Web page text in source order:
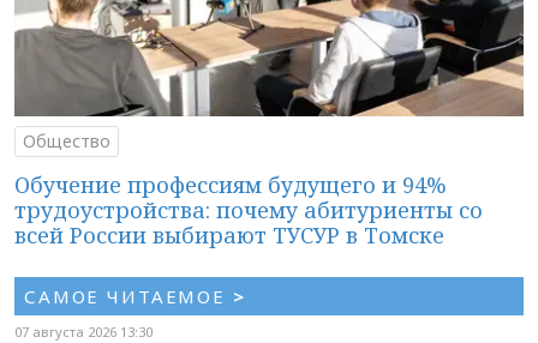
Общество
Обучение профессиям будущего и 94%
трудоустройства: почему абитуриенты со
всей России выбирают ТУСУР в Томске
САМОЕ ЧИТАЕМОЕ >
07 августа 2026 13:30